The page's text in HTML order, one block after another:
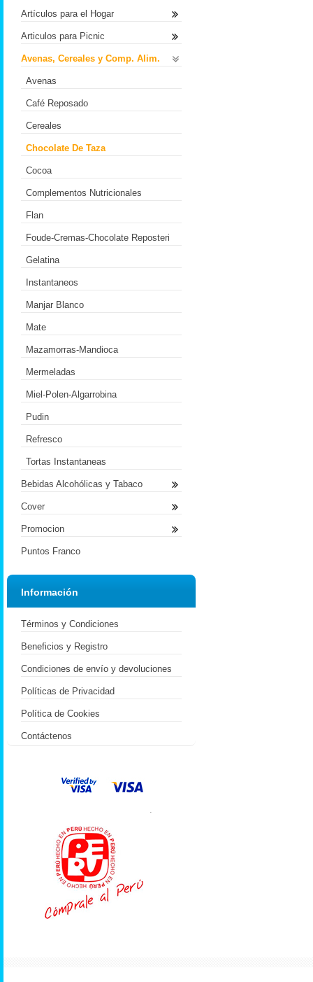
Artículos para el Hogar
Articulos para Picnic
Avenas, Cereales y Comp. Alim.
Avenas
Café Reposado
Cereales
Chocolate De Taza
Cocoa
Complementos Nutricionales
Flan
Foude-Cremas-Chocolate Reposteri
Gelatina
Instantaneos
Manjar Blanco
Mate
Mazamorras-Mandioca
Mermeladas
Miel-Polen-Algarrobina
Pudin
Refresco
Tortas Instantaneas
Bebidas Alcohólicas y Tabaco
Cover
Promocion
Puntos Franco
Información
Términos y Condiciones
Beneficios y Registro
Condiciones de envío y devoluciones
Políticas de Privacidad
Política de Cookies
Contáctenos
.